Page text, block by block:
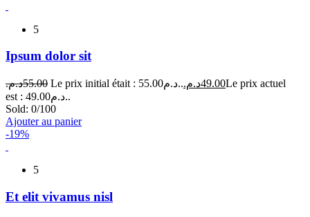
5
Ipsum dolor sit
55.00د.م. Le prix initial était : 55.00د.م.. 49.00د.م.
Le prix actuel
est : 49.00د.م..
Sold: 0/100
Ajouter au panier
-19%
5
Et elit vivamus nisl